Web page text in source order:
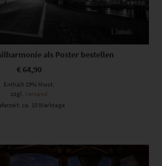
als Poster bestellen
€ 64,90
Enthält 19% Mwst.
zzgl. Versand
ca. 10 Werktage
Dieses Produkt weist mehrere Varianten auf. Die Optionen können auf der Produktseite gewählt werden